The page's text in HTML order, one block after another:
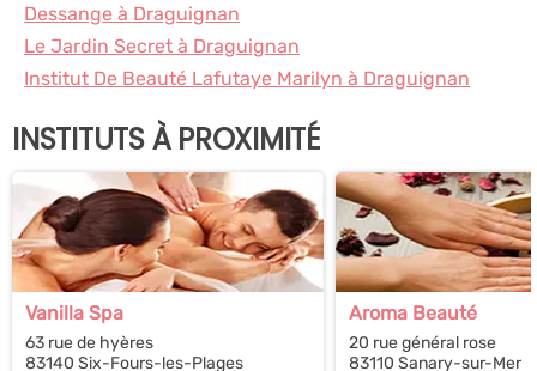
Dessange à Draguignan
Le Jardin Secret à Draguignan
Institut De Beauté Lafutaye Marilyn à Draguignan
INSTITUTS À PROXIMITÉ
Vanilla Spa
63 rue de hyères
83140 Six-Fours-les-Plages
Aroma Beauté
20 rue général rose
83110 Sanary-sur-Mer